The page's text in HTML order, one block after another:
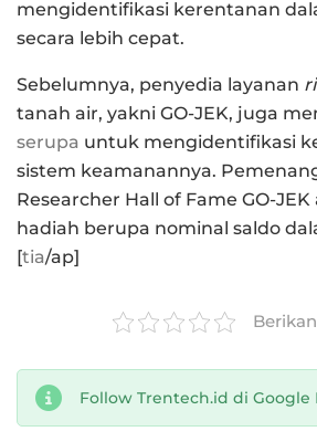
mengidentifikasi kerentanan
secara lebih cepat.
Sebelumnya, penyedia layanan
tanah air, yakni GO-JEK, juga
serupa untuk mengidentifikasi
sistem keamanannya.
Researcher Hall of Fame GO-
hadiah berupa nominal saldo
[tia/ap]
Follow Trentech.id di Google